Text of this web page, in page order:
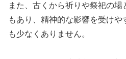
また、古くから祈りや祭祀の
もあり、精神的な影響を受けや
も少なくありません。